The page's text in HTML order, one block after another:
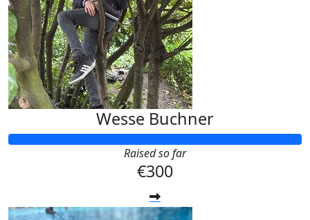
Wesse Buchner
Raised so far
€300